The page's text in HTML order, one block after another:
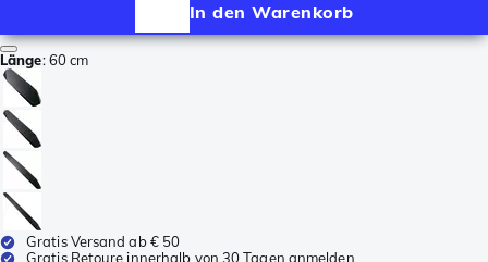
In den Warenkorb
Länge:60 cm
Gratis Versand ab € 50
Gratis Retoure innerhalb von 30 Tagen anmelden